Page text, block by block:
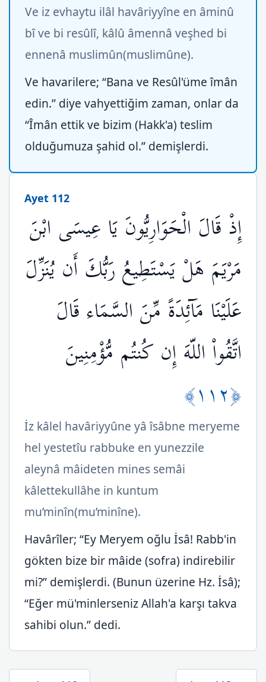
Ve iz evhaytu ilâl havâriyyîne en âminû
bî ve bi resûlî, kâlû âmennâ veşhed bi
ennenâ muslimûn(muslimûne).
Ve havarilere; “Bana ve Resûl'üme îmân
edin.” diye vahyettiğim zaman, onlar da
“Îmân ettik ve bizim (Hakk'a) teslim
olduğumuza şahid ol.” demişlerdi.
Ayet 112
إِذْ قَالَ الْحَوَارِيُّونَ يَا عِيسَى ابْنَ
مَرْيَمَ هَلْ يَسْتَطِيعُ رَبُّكَ أَن يُنَزِّلَ
عَلَيْنَا مَآئِدَةً مِّنَ السَّمَاء قَالَ
اتَّقُواْ اللّهَ إِن كُنتُم مُّؤْمِنِينَ
﴿١١٢﴾
İz kâlel havâriyyûne yâ îsâbne meryeme
hel yestetîu rabbuke en yunezzile
aleynâ mâideten mines semâi
kâlettekullâhe in kuntum
mu’minîn(mu’minîne).
Havârîler; “Ey Meryem oğlu İsâ! Rabb'in
gökten bize bir mâide (sofra) indirebilir
mi?” demişlerdi. (Bunun üzerine Hz. İsâ);
“Eğer mü'minlerseniz Allah'a karşı takva
sahibi olun.” dedi.